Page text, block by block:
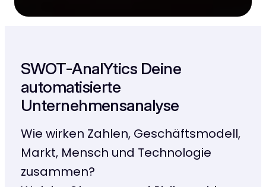
SWOT-AnalYtics Deine
automatisierte
Unternehmensanalyse
Wie wirken Zahlen, Geschäftsmodell,
Markt, Mensch und Technologie
zusammen?